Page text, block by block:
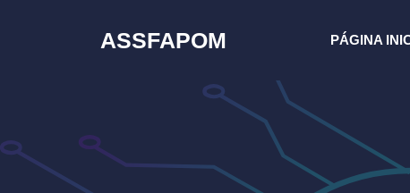
ASSFAPOM PÁGINA